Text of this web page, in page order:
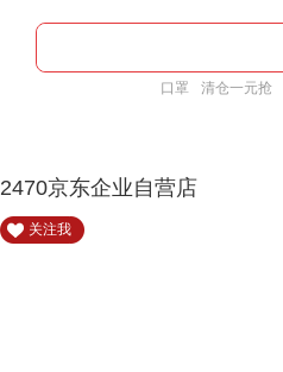
口罩 清仓一元抢
2470京东企业自营店
关注我